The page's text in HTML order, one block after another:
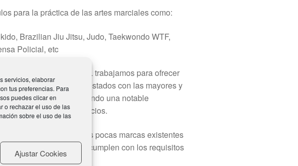
servicios, elaborar
tus preferencias. Para
puedes clicar en
o rechazar el uso de las
sobre el uso de las
Ajustar Cookies
para la práctica de las artes marciales como:
Brazilian Jiu Jitsu, Judo, Taekwondo WTF,
Policial, etc
TEN INTERNACIONAL trabajamos para ofrecer
los productos son testados con las mayores y
en el mercado, marcando una notable
a los mejores precios.
son unas de las pocas marcas existentes
y por lo tanto cumplen con los requisitos
y entidades.